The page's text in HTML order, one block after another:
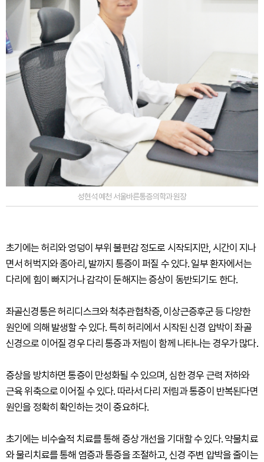
성현석 예천 서울바른통증의학과 원장
초기에는 허리와 엉덩이 부위 불편감 정도로 시작되지만, 시간이 지나
면서 허벅지와 종아리, 발까지 통증이 퍼질 수 있다. 일부 환자에서는
다리에 힘이 빠지거나 감각이 둔해지는 증상이 동반되기도 한다.
좌골신경통은 허리디스크와 척추관협착증, 이상근증후군 등 다양한
원인에 의해 발생할 수 있다. 특히 허리에서 시작된 신경 압박이 좌골
신경으로 이어질 경우 다리 통증과 저림이 함께 나타나는 경우가 많다.
증상을 방치하면 통증이 만성화될 수 있으며, 심한 경우 근력 저하와
근육 위축으로 이어질 수 있다. 따라서 다리 저림과 통증이 반복된다면
원인을 정확히 확인하는 것이 중요하다.
초기에는 비수술적 치료를 통해 증상 개선을 기대할 수 있다. 약물치료
와 물리치료를 통해 염증과 통증을 조절하고, 신경 주변 압박을 줄이는